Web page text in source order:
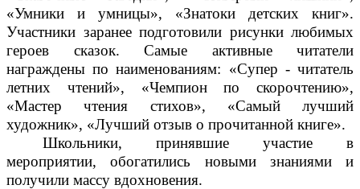
«Умники и умницы», «Знатоки детских книг».
Участники заранее подготовили рисунки любимых
героев сказок. Самые активные читатели
награждены по наименованиям: «Супер - читатель
летних чтений», «Чемпион по скорочтению»,
«Мастер чтения стихов», «Самый лучший
художник», «Лучший отзыв о прочитанной книге».
Школьники, принявшие участие в
мероприятии, обогатились новыми знаниями и
получили массу вдохновения.